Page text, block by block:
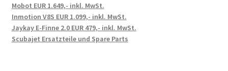
Mobot EUR 1.649,- inkl. MwSt.
Inmotion V8S EUR 1.099,- inkl. MwSt.
Jaykay E-Finne 2.0 EUR 479,- inkl. MwSt.
Scubajet Ersatzteile und Spare Parts